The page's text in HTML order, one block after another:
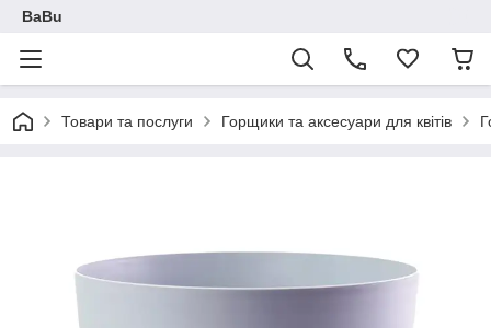
BaBu
Товари та послуги Горщики та аксесуари для квітів